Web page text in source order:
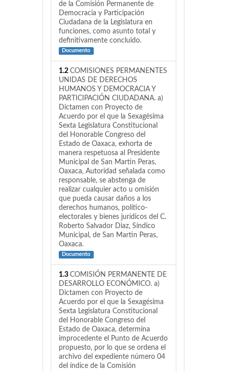
de la Comisión Permanente de
Democracia y Participación
Ciudadana de la Legislatura en
funciones, como asunto total y
definitivamente concluido.
Documento
1.2 COMISIONES PERMANENTES
UNIDAS DE DERECHOS
HUMANOS Y DEMOCRACIA Y
PARTICIPACIÓN CIUDADANA. a)
Dictamen con Proyecto de
Acuerdo por el que la Sexagésima
Sexta Legislatura Constitucional
del Honorable Congreso del
Estado de Oaxaca, exhorta de
manera respetuosa al Presidente
Municipal de San Martin Peras,
Oaxaca, Autoridad señalada como
responsable, se abstenga de
realizar cualquier acto u omisión
que pueda causar daños a los
derechos humanos, político-
electorales y bienes jurídicos del C.
Roberto Salvador Diaz, Síndico
Municipal, de San Martin Peras,
Oaxaca.
Documento
1.3 COMISIÓN PERMANENTE DE
DESARROLLO ECONÓMICO. a)
Dictamen con Proyecto de
Acuerdo por el que la Sexagésima
Sexta Legislatura Constitucional
del Honorable Congreso del
Estado de Oaxaca, determina
improcedente el Punto de Acuerdo
propuesto, por lo que se ordena el
archivo del expediente número 04
del índice de la Comisión